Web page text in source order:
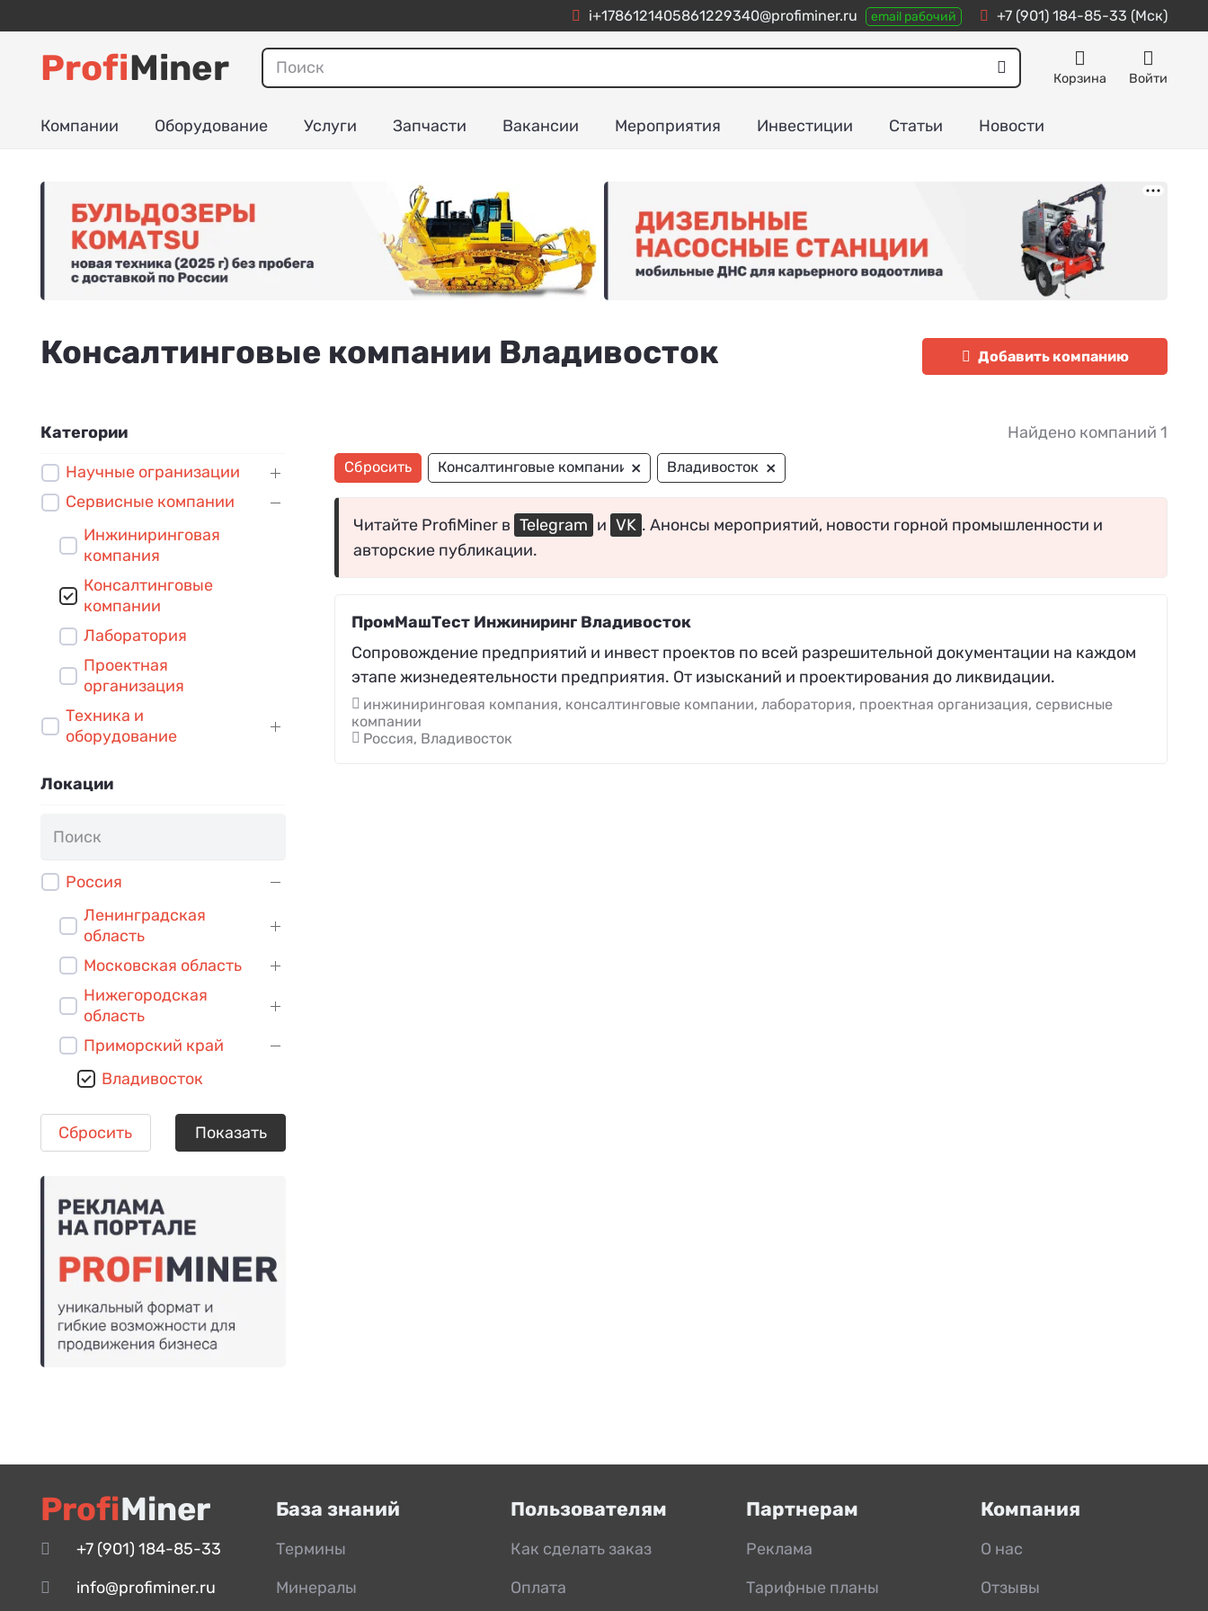
i+1786121405861229340@profiminer.ru email рабочий +7 (901) 184-85-33 (Мск)
ProfiMiner Корзина Войти
Компании Оборудование Услуги Запчасти Вакансии Мероприятия Инвестиции Статьи Новости
Консалтинговые компании Владивосток Добавить компанию
Категории
Научные огранизации
Сервисные компании
Инжиниринговая
компания
Консалтинговые
компании
Лаборатория
Проектная
организация
Техника и
оборудование
Локации
Россия
Ленинградская
область
Московская область
Нижегородская
область
Приморский край
Владивосток
Показать
Сбросить
Найдено компаний 1
Сбросить Консалтинговые компании × Владивосток ×
Читайте ProfiMiner в Telegram и VK . Анонсы мероприятий, новости горной промышленности и
авторские публикации.
ПромМашТест Инжиниринг Владивосток
Сопровождение предприятий и инвест проектов по всей разрешительной документации на каждом
этапе жизнедеятельности предприятия. От изысканий и проектирования до ликвидации.
инжиниринговая компания, консалтинговые компании, лаборатория, проектная организация, сервисные
компании
Россия, Владивосток
ProfiMiner
+7 (901) 184-85-33
info@profiminer.ru
База знаний
Термины
Минералы
Пользователям
Как сделать заказ
Оплата
Партнерам
Реклама
Тарифные планы
Компания
О нас
Отзывы